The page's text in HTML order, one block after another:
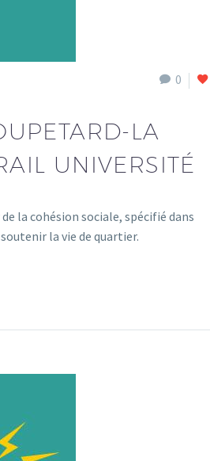
0
LA
UNIVERSITÉ
la cohésion sociale, spécifié dans
la vie de quartier.